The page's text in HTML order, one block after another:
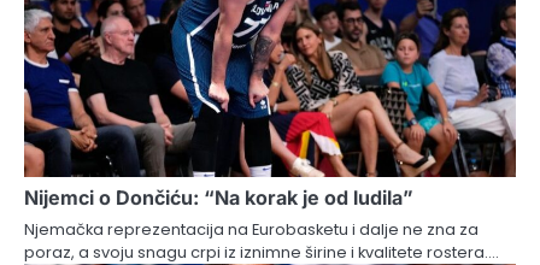
Nijemci o Dončiću: “Na korak je od ludila”
Njemačka reprezentacija na Eurobasketu i dalje ne zna za
poraz, a svoju snagu crpi iz iznimne širine i kvalitete rostera.…